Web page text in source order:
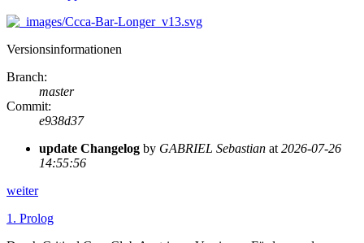
Versionsinformationen
Branch:
master
Commit:
e938d37
update Changelog by GABRIEL Sebastian at 2026-07-26
14:55:56
weiter
1. Prolog